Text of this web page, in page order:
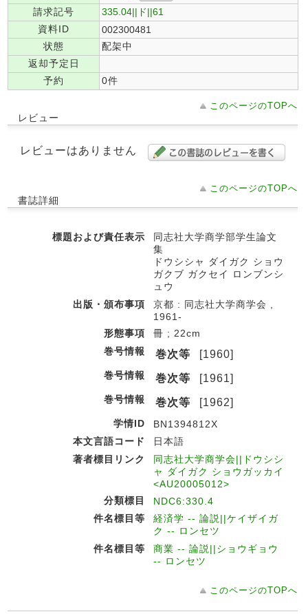
請求記号
335.04||ド||61
資料ID
002300481
状態
配架中
返却予定日
予約
0件
このページのTOPへ
レビュー
レビューはありません
このページのTOPへ
書誌詳細
標題および責任表示
同志社大学商学部学生論文
集
ドウシシャ ダイガク ショウ
ガクブ ガクセイ ロンブンシ
ュウ
出版・頒布事項
京都 : 同志社大学商学会 ,
1961-
形態事項
冊 ; 22cm
巻号情報
巻次等 [1960]
巻号情報 巻次等 [1961]
巻号情報 巻次等 [1962]
学情ID
BN1394812X
本文言語コード
日本語
著者標目リンク
同志社大学商学会||ドウシシ
ャ ダイガク ショウガッカイ
<AU20005012>
分類標目
NDC6:330.4
件名標目等
経済学 -- 論説||ケイザイガ
ク -- ロンセツ
件名標目等
商業 -- 論説||ショウギョウ
-- ロンセツ
このページのTOPへ